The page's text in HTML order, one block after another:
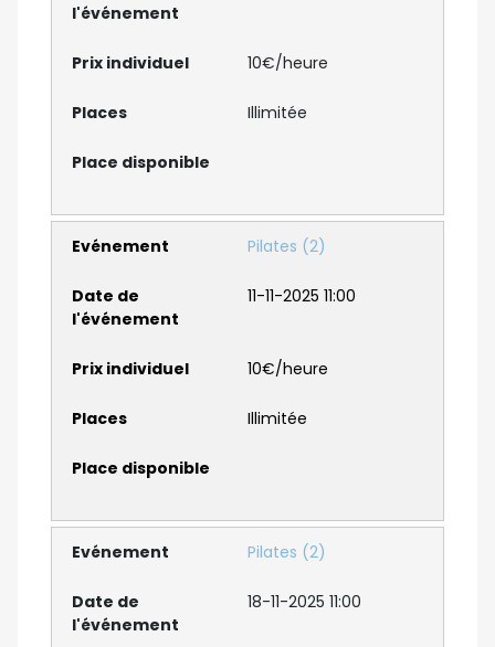
10€/heure
Illimitée
Pilates (2)
11-11-2025 11:00
10€/heure
Illimitée
Pilates (2)
18-11-2025 11:00